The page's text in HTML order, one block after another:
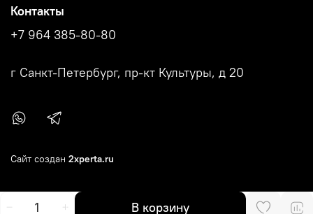
В корзину
Контакты
+7 964 385-80-80
г Санкт-Петербург, пр-кт Культуры, д 20
Сайт создан 2xperta.ru